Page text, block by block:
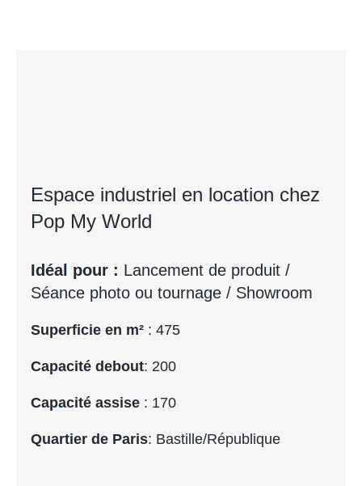
Espace industriel en location chez
Pop My World
Idéal pour : Lancement de produit /
Séance photo ou tournage / Showroom
Superficie en m² : 475
Capacité debout: 200
Capacité assise : 170
Quartier de Paris: Bastille/République